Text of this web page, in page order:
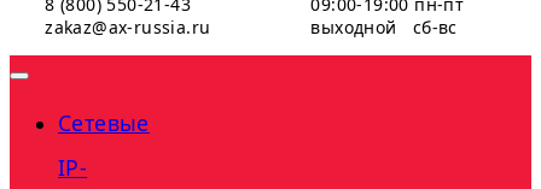
zakaz@ax-russia.ru
выходной сб-вс
Сетевые
IP-